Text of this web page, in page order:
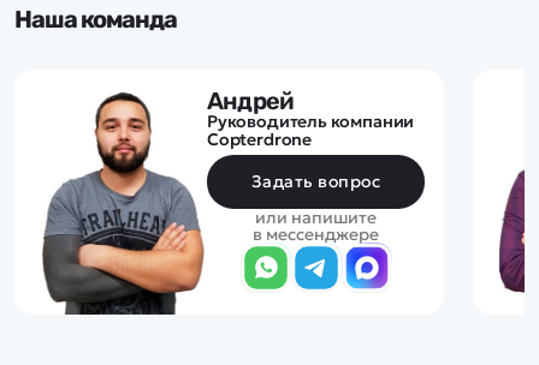
Наша команда
Андрей
Руководитель компании
Copterdrone
Задать вопрос
или напишите
в мессенджере